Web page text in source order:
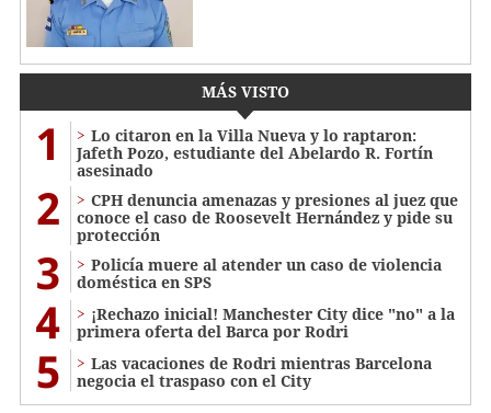
MÁS VISTO
1
Lo citaron en la Villa Nueva y lo raptaron:
Jafeth Pozo, estudiante del Abelardo R. Fortín
asesinado
2
CPH denuncia amenazas y presiones al juez que
conoce el caso de Roosevelt Hernández y pide su
protección
3
Policía muere al atender un caso de violencia
doméstica en SPS
4
¡Rechazo inicial! Manchester City dice "no" a la
primera oferta del Barca por Rodri
5
Las vacaciones de Rodri mientras Barcelona
negocia el traspaso con el City